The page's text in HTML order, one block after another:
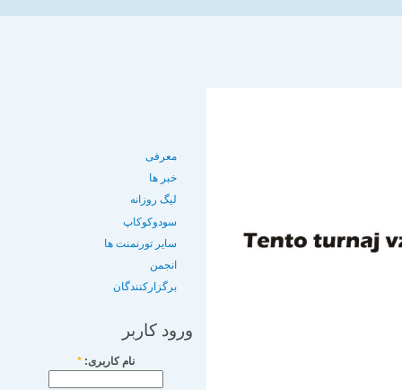
معرفی
خبر ها
لیگ روزانه
سودوکوکاپ
سایر تورنمنت ها
انجمن
برگزارکنندگان
ورود کاربر
نام کاربری:*